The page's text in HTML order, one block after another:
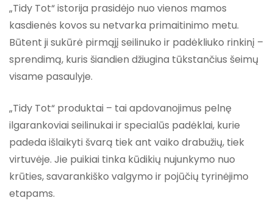
„Tidy Tot“ istorija prasidėjo nuo vienos mamos
kasdienės kovos su netvarka primaitinimo metu.
Būtent ji sukūrė pirmąjį seilinuko ir padėkliuko rinkinį –
sprendimą, kuris šiandien džiugina tūkstančius šeimų
visame pasaulyje.
„Tidy Tot“ produktai – tai apdovanojimus pelnę
ilgarankoviai seilinukai ir specialūs padėklai, kurie
padeda išlaikyti švarą tiek ant vaiko drabužių, tiek
virtuvėje. Jie puikiai tinka kūdikių nujunkymo nuo
krūties, savarankiško valgymo ir pojūčių tyrinėjimo
etapams.